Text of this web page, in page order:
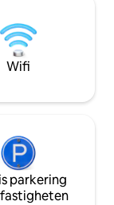
musik i hela
Wifi
parkering